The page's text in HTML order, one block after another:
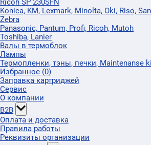
Ricoh SP 230SFN
Konica, KM, Lexmark, Minolta, Oki, Riso,
Zebra
Panasonic, Pantum, Profi, Ricoh, Mutoh
Toshiba, Lanier
Валы в термоблок
Лампы
Термопленки, тэны, печки, Maintenanse
Избранное (0)
Заправка картриджей
Сервис
О компании
B2B
Оплата и доставка
Правила работы
Реквизиты организации